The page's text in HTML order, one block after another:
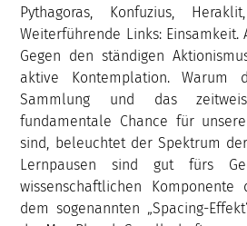
Pythagoras, Konfuzius,
Weiterführende Links: Einsamkeit.
Gegen den ständigen
aktive Kontemplation. Warum
Sammlung und das
fundamentale Chance für
sind, beleuchtet der Spektrum
Lernpausen sind gut fürs
wissenschaftlichen
dem sogenannten „Spacing-